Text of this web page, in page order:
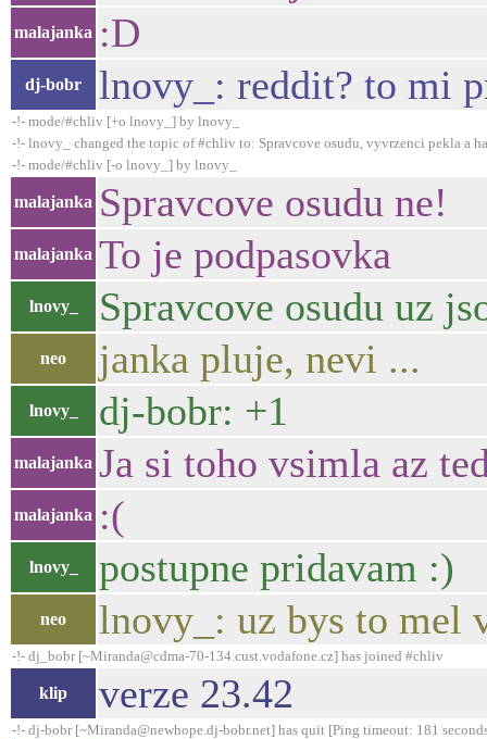
malajanka :D
dj-bobr lnovy_: reddit? to mi
-!- mode/#chliv [+o lnovy_] by lnovy_
-!- lnovy_ changed the topic of #chliv to: Spravcove osudu, vyvrzenci pekla a
-!- mode/#chliv [-o lnovy_] by lnovy_
malajanka Spravcove osudu ne!
malajanka To je podpasovka
lnovy_ Spravcove osudu uz
neo janka pluje, nevi ...
lnovy_ dj-bobr: +1
malajanka Ja si toho vsimla az
malajanka :(
lnovy_ postupne pridavam :)
neo lnovy_: uz bys to mel
-!- dj_bobr [~Miranda@cdma-70-134.cust.vodafone.cz] has joined #chliv
klip verze 23.42
-!- dj-bobr [~Miranda@newhope.dj-bobr.net] has quit [Ping timeout: 181